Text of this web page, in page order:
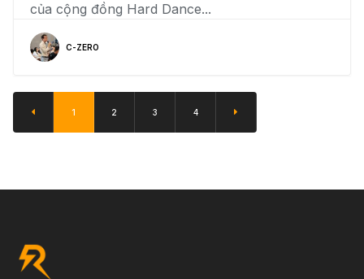
của cộng đồng Hard Dance...
C-ZERO
1 2 3 4